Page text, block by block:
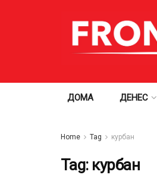
ДОМА ДЕНЕС
Home Tag курбан
Tag: курбан